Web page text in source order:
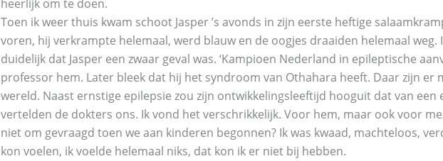
heerlijk om te doen.
Toen ik weer thuis kwam schoot Jasper ’s avonds in zijn eerste heftige
voren, hij verkrampte helemaal, werd blauw en de oogjes draaiden helemaal weg.
duidelijk dat Jasper een zwaar geval was. ‘Kampioen Nederland in epileptische
professor hem. Later bleek dat hij het syndroom van Othahara heeft. Daar zijn er
wereld. Naast ernstige epilepsie zou zijn ontwikkelingsleeftijd hooguit dat van een
vertelden de dokters ons. Ik vond het verschrikkelijk. Voor hem, maar ook voor
niet om gevraagd toen we aan kinderen begonnen? Ik was kwaad, machteloos,
kon voelen, ik voelde helemaal niks, dat kon ik er niet bij hebben.